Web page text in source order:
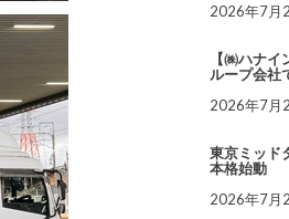
2026年7月
【㈱ハナ
ループ会社
2026年7月
東京ミッド
本格始動
2026年7月